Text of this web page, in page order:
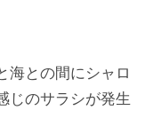
海との間にシャロ
じのサラシが発生